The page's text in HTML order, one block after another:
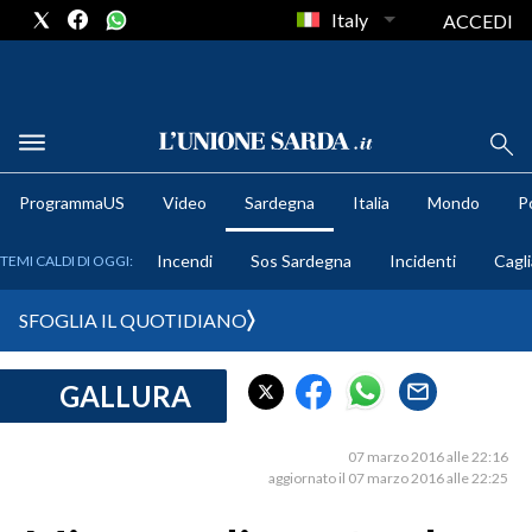
METEO
CRONACA SARDEGNA
Italy ACCEDI
ProgrammaUS Video Sardegna Italia Mondo
TEMI CALDI DI OGGI: Incendi Sos Sardegna Incidenti
SFOGLIA IL QUOTIDIANO
GALLURA
07 marzo 2016 alle 22:16
aggiornato il 07 marzo 2016 alle 22:25